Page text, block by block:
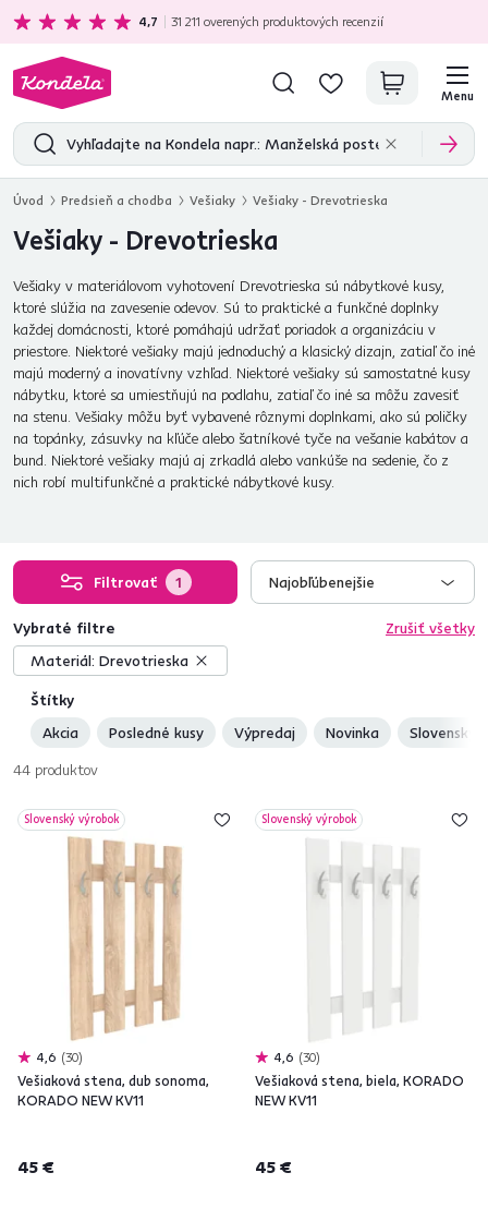
Ekologická doprava zadarmo nad 199 €
4,7 31 211 overených produktových recenzií
Menu
Úvod Predsieň a chodba Vešiaky Vešiaky - Drevotrieska
Vešiaky - Drevotrieska
Vešiaky v materiálovom vyhotovení Drevotrieska sú nábytkové kusy,
ktoré slúžia na zavesenie odevov. Sú to praktické a funkčné doplnky
každej domácnosti, ktoré pomáhajú udržať poriadok a organizáciu v
priestore. Niektoré vešiaky majú jednoduchý a klasický dizajn, zatiaľ čo iné
majú moderný a inovatívny vzhľad. Niektoré vešiaky sú samostatné kusy
nábytku, ktoré sa umiestňujú na podlahu, zatiaľ čo iné sa môžu zavesiť
na stenu. Vešiaky môžu byť vybavené rôznymi doplnkami, ako sú poličky
na topánky, zásuvky na kľúče alebo šatníkové tyče na vešanie kabátov a
bund. Niektoré vešiaky majú aj zrkadlá alebo vankúše na sedenie, čo z
nich robí multifunkčné a praktické nábytkové kusy.
Filtrovať 1 Najobľúbenejšie
Štítky
Akcia
Posledné kusy Výpredaj Novinka Slovenský
Vybraté filtre
Zrušiť všetky
Materiál: Drevotrieska
44 produktov
Slovenský výrobok
4,6 30
Vešiaková stena, dub sonoma,
KORADO NEW KV11
45 €
Slovenský výrobok
4,6 30
Vešiaková stena, biela, KORADO
NEW KV11
45 €